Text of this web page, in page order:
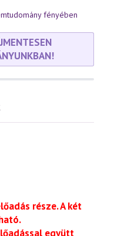
fényében
része. A két
együtt